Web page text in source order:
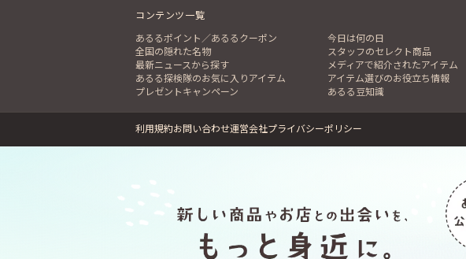
コンテンツ一覧
あるるポイント／あるるクーポン
今日は何の日
全国の隠れた名物
スタッフのセレクト商品
最新ニュースから探す
メディアで紹介されたアイテム
あるる探検隊のお気に入りアイテム
アイテム選びのお役立ち情報
プレゼントキャンペーン
あるる豆知識
利用規約お問い合わせ運営会社プライバシーポリシー